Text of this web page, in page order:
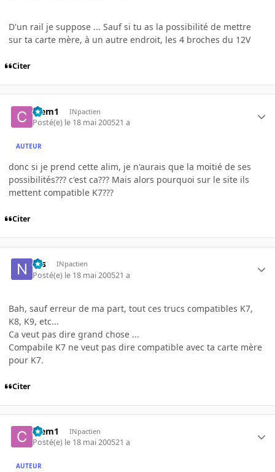
D'un rail je suppose ... Sauf si tu as la possibilité de mettre
sur ta carte mère, à un autre endroit, les 4 broches du 12V
Citer
Clem1 INpactien
Posté(e) le 18 mai 200521 a
AUTEUR
donc si je prend cette alim, je n'aurais que la moitié de ses
possibilités??? c'est ca??? Mais alors pourquoi sur le site ils
mettent compatible K7???
Citer
Nis INpactien
Posté(e) le 18 mai 200521 a
Bah, sauf erreur de ma part, tout ces trucs compatibles K7,
K8, K9, etc...
Ca veut pas dire grand chose ...
Compabile K7 ne veut pas dire compatible avec ta carte mère
pour K7.
Citer
Clem1 INpactien
Posté(e) le 18 mai 200521 a
AUTEUR